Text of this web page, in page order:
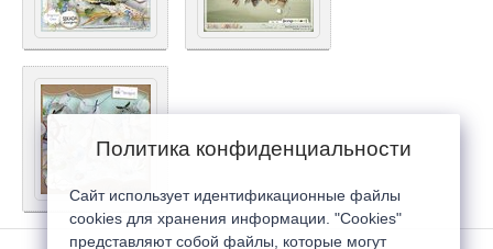
Политика конфиденциальности
Сайт использует идентификационные файлы
cookies для хранения информации. "Cookies"
представляют собой файлы, которые могут